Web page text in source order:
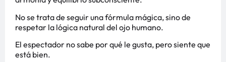
No se trata de seguir una fórmula mágica, sino de
respetar la lógica natural del ojo humano.
El espectador no sabe por qué le gusta, pero siente que
está bien.